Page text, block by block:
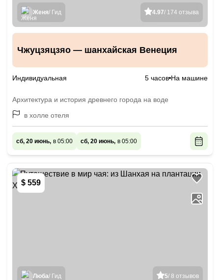
4.97/ 174 отзыва
Женя/ Гид
Чжуцзяцзяо — шанхайская Венеция
Индивидуальная 5 часов На машине
Архитектура и история древнего города на воде
в холле отеля
сб, 20 июнь, в 05:00 сб, 20 июнь, в 05:00
$ 559
5/ 8 отзывов
Люба/ Гид